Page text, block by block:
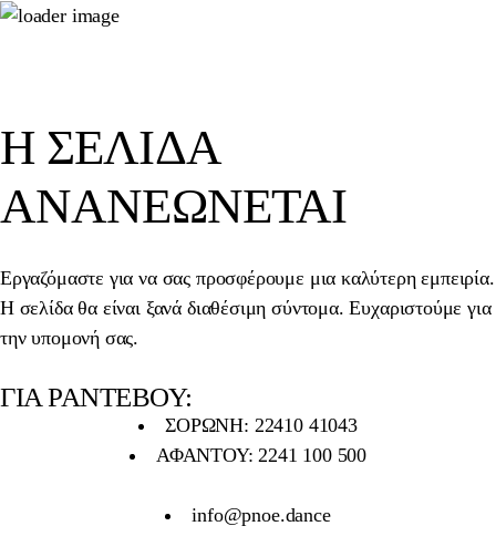
Η ΣΕΛΊΔΑ
ΑΝΑΝΕΏΝΕΤΑΙ
Εργαζόμαστε για να σας προσφέρουμε μια καλύτερη εμπειρία.
Η σελίδα θα είναι ξανά διαθέσιμη σύντομα. Ευχαριστούμε για
την υπομονή σας.
ΓΙΑ ΡΑΝΤΕΒΟΥ:
ΣΟΡΩΝΗ: 22410 41043
ΑΦΑΝΤΟΥ: 2241 100 500
info@pnoe.dance